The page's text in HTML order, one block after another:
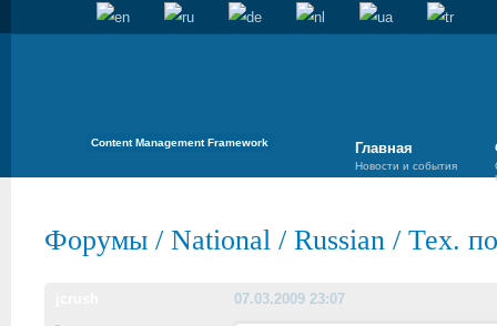
Content Management Framework Главная
Новости и события
Форумы / National / Russian / Тех.
07.03.2009 23:07